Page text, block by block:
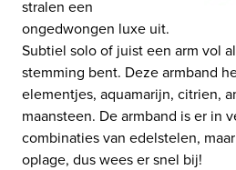
stralen een
ongedwongen luxe uit.
Subtiel solo of juist een arm vol
stemming bent. Deze armband
elementjes, aquamarijn, citrien,
maansteen. De armband is er in
combinaties van edelstelen,
oplage, dus wees er snel bij!